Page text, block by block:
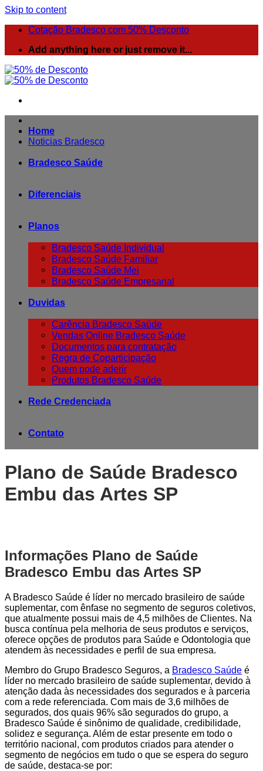
Skip to content
Cotação Bradesco com 50% Desconto
Add anything here or just remove it...
Noticias Bradesco
Home
Bradesco Saúde
Diferenciais
Planos
Bradesco Saúde Individual
Bradesco Saúde Familiar
Bradesco Saúde Mei
Bradesco Saúde Empresarial
Duvidas
Carência Bradesco Saúde
Vendas Online Bradesco Saúde
Documentos para contratação
Regra de Coparticipação
Quem pode aderir
Produtos Bradesco Saúde
Rede Credenciada
Contato
Plano de Saúde Bradesco
Embu das Artes SP
Informações Plano de Saúde
Bradesco Embu das Artes SP
A Bradesco Saúde é líder no mercado brasileiro de saúde
suplementar, com ênfase no segmento de seguros coletivos,
que atualmente possui mais de 4,5 milhões de Clientes. Na
busca contínua pela melhoria de seus produtos e serviços,
oferece opções de produtos para Saúde e Odontologia que
atendem às necessidades e perfil de sua empresa.
Membro do Grupo Bradesco Seguros, a Bradesco Saúde é
líder no mercado brasileiro de saúde suplementar, devido à
atenção dada às necessidades dos segurados e à parceria
com a rede referenciada. Com mais de 3,6 milhões de
segurados, dos quais 96% são segurados do grupo, a
Bradesco Saúde é sinônimo de qualidade, credibilidade,
solidez e segurança. Além de estar presente em todo o
território nacional, com produtos criados para atender o
segmento de negócios em tudo o que se espera do seguro
de saúde, destaca-se por: